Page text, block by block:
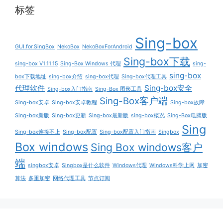
标签
GUI.for.SingBox NekoBox NekoBoxForAndroid Sing-box
sing-box V1.11.15 Sing-Box Windows 代理 Sing-box下载 sing-
box下载地址 sing-box介绍 sing-box代理 Sing-box代理工具 sing-box
代理软件 Sing-box入门指南 Sing-Box 图形工具 Sing-box安全
Sing-box安卓 Sing-box安卓教程 Sing-Box客户端 Sing-box故障
Sing-box新版 Sing-box更新 Sing-box最新版 sing-box概况 Sing-Box电脑版
Sing-box连接不上 Sing-box配置 Sing-box配置入门指南 Singbox Sing
Box windows Sing Box windows客户
端 singbox安卓 Singbox是什么软件 Windows代理 Windows科学上网 加密
算法 多重加密 网络代理工具 节点订阅